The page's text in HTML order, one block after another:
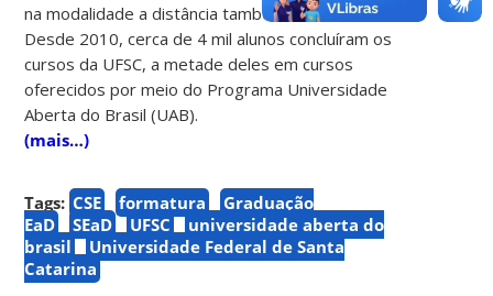
na modalidade a distância também são robustos.
Desde 2010, cerca de 4 mil alunos concluíram os
cursos da UFSC, a metade deles em cursos
oferecidos por meio do Programa Universidade
Aberta do Brasil (UAB).
(mais…)
Tags: CSE formatura
Graduação
EaD
SEaD UFSC
universidade aberta do
brasil
Universidade Federal de Santa
Catarina